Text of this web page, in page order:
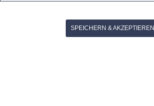
SPEICHERN & AKZEPTIEREN